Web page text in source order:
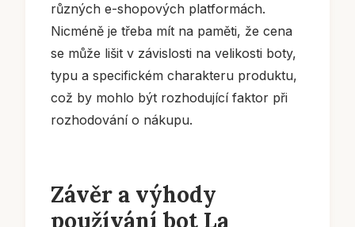
různých e-shopových platformách.
Nicméně je třeba mít na paměti, že cena
se může lišit v závislosti na velikosti boty,
typu a specifickém charakteru produktu,
což by mohlo být rozhodující faktor při
rozhodování o nákupu.
Závěr a výhody
používání bot La